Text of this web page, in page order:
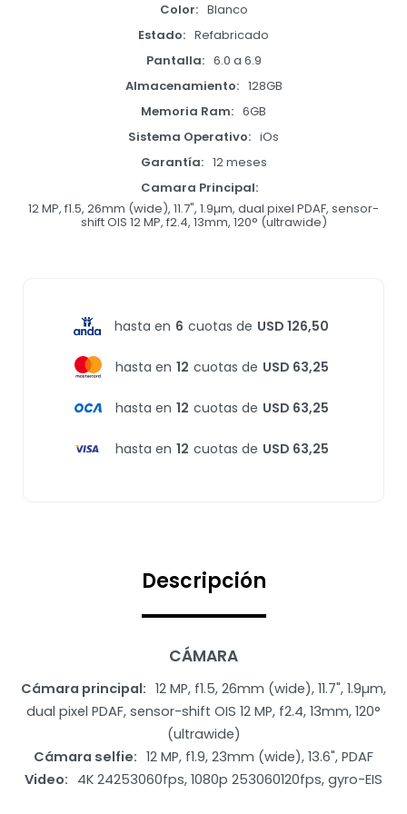
Color
Blanco
Estado
Refabricado
Pantalla
6.0 a 6.9
Almacenamiento
128GB
Memoria Ram
6GB
Sistema Operativo
iOs
Garantía
12 meses
Camara Principal
12 MP, f1.5, 26mm (wide), 11.7", 1.9µm, dual pixel PDAF, sensor-
shift OIS 12 MP, f2.4, 13mm, 120° (ultrawide)
hasta en 6 cuotas de USD 126,50
hasta en 12 cuotas de USD 63,25
hasta en 12 cuotas de USD 63,25
hasta en 12 cuotas de USD 63,25
Descripción
CÁMARA
Cámara principal
12 MP, f1.5, 26mm (wide), 11.7", 1.9µm,
dual pixel PDAF, sensor-shift OIS 12 MP, f2.4, 13mm, 120°
(ultrawide)
Cámara selfie
12 MP, f1.9, 23mm (wide), 13.6", PDAF
Video
4K 24253060fps, 1080p 253060120fps, gyro-EIS